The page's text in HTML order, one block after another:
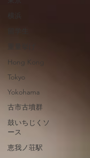
Hong Kong
Tokyo
Yokohama
古市古墳群
鼓いちじくソ
ース
恵我ノ荘駅